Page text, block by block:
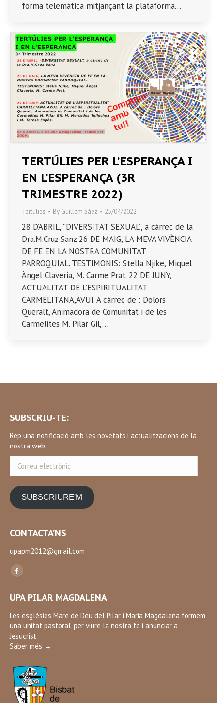
forma telemàtica mitjançant la plataforma…
TERTÚLIES PER L’ESPERANÇA I
EN L’ESPERANÇA (3R
TRIMESTRE 2022)
Tertulies By Guillem Sáez 25/04/2022
28 D’ABRIL, “DIVERSITAT SEXUAL”, a càrrec de la
Dra.M.Cruz Sanz 26 DE MAIG, LA MEVA VIVÈNCIA
DE FE EN LA NOSTRA COMUNITAT
PARROQUIAL. TESTIMONIS: Stella Njike, Miquel
Àngel Claveria, M. Carme Prat. 22 DE JUNY,
ACTUALITAT DE L’ESPIRITUALITAT
CARMELITANA,AVUI. A càrrec de : Dolors
Queralt, Animadora de Comunitat i de les
Carmelites M. Pilar Gil,…
SUBSCRIU-TE:
Rep una notificació amb les novetats i actualitzacions de la
nostra web.
electrònic
SUBSCRIURE'M
CONTACTA’NS
upapm2012@gmail.com
Find us on:
Facebook
opens
in
new
window
UPA PILAR MAGDALENA
Les esglésies Mare de Déu del Pilar i Maria Magdalena formem
una unitat pastoral, per viure la nostra fe i anunciar a
Jesucrist.
Saber més →